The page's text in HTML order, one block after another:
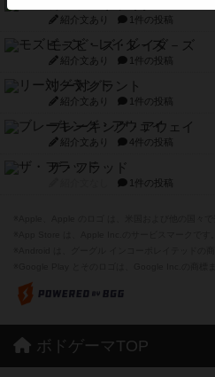
紹介文あり 1件の投稿
モズビ－ズ・レイダ－ズ
紹介文あり 1件の投稿
リー対グラント
紹介文あり 1件の投稿
ブレーキング・アウェイ
紹介文あり 4件の投稿
ザ・フラッド
1件の投稿
ボドゲーマTOP